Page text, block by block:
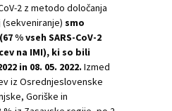
2 z metodo določanja
smo
% vseh SARS-CoV-2
na IMI), ki so bili
in 08. 05. 2022. Izmed
iz Osrednjeslovenske
Goriške in